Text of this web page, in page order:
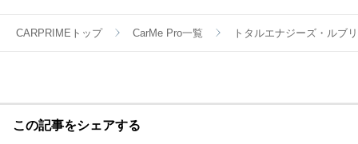
ブランドとして、エルフの製品は世界中のお客様から信頼され
ています。
CARPRIMEトップ CarMe Pro一覧 トタルエナジーズ・ルブ
この記事をシェアする